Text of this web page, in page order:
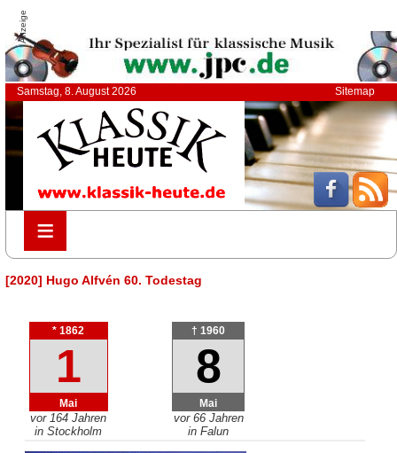
Anzeige
Samstag, 8. August 2026 Sitemap
≡
≡
[2020] Hugo Alfvén 60. Todestag
* 1862
1
Mai
vor 164 Jahren
in Stockholm
† 1960
8
Mai
vor 66 Jahren
in Falun